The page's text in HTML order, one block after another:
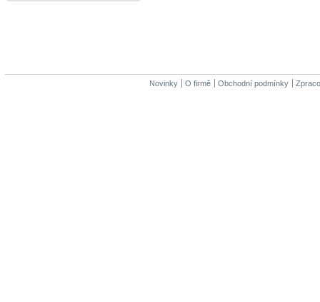
Novinky O firmě Obchodní podmínky